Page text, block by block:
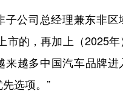
公司总经理兼东非区
市的，再加上（2025年
来越多中国汽车品牌进
选项。”